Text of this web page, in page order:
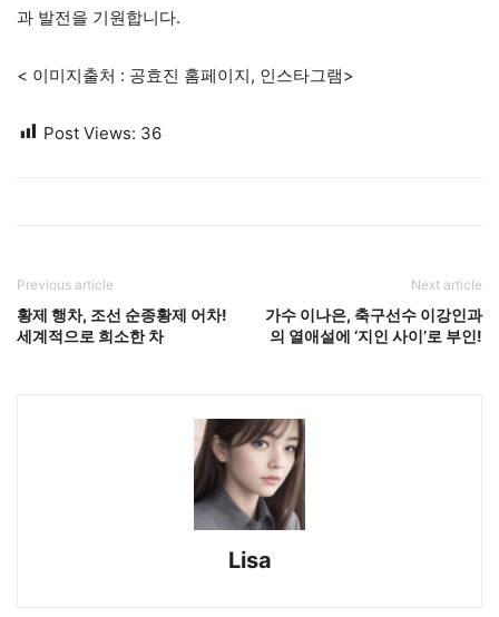
과 발전을 기원합니다.
< 이미지출처 : 공효진 홈페이지, 인스타그램>
Post Views: 36
Previous article
황제 행차, 조선 순종황제 어차!
세계적으로 희소한 차
Next article
가수 이나은, 축구선수 이강인과
의 열애설에 ‘지인 사이’로 부인!
Lisa